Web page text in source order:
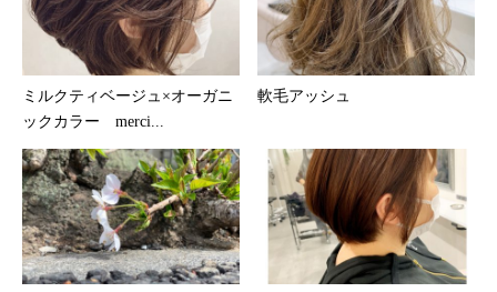
ミルクティベージュ×オーガニ
ックカラー merci...
軟毛アッシュ